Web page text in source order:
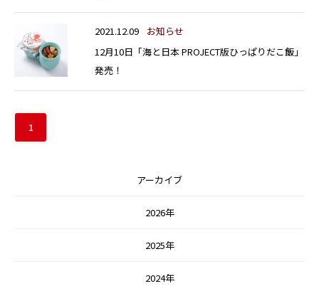
2021.12.09
お知らせ
12月10日「海と日本 PROJECT版ひっぱりだこ飯」
発売！
1
アーカイブ
2026年
2025年
2024年